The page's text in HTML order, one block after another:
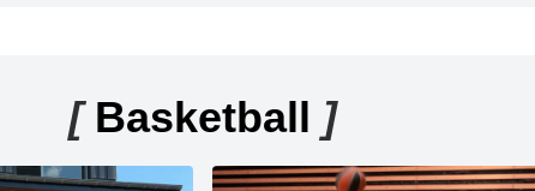
[Basketball ]